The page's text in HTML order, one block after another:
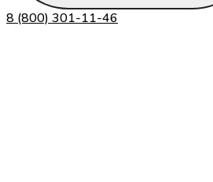
8 (800) 301-11-46